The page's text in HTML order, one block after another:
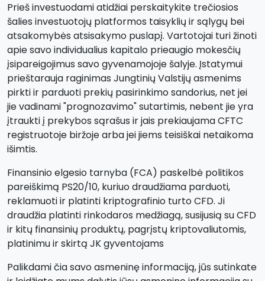
Prieš investuodami atidžiai perskaitykite trečiosios
šalies investuotojų platformos taisyklių ir sąlygų bei
atsakomybės atsisakymo puslapį. Vartotojai turi žinoti
apie savo individualius kapitalo prieaugio mokesčių
įsipareigojimus savo gyvenamojoje šalyje. Įstatymui
prieštarauja raginimas Jungtinių Valstijų asmenims
pirkti ir parduoti prekių pasirinkimo sandorius, net jei
jie vadinami "prognozavimo" sutartimis, nebent jie yra
įtraukti į prekybos sąrašus ir jais prekiaujama CFTC
registruotoje biržoje arba jei jiems teisiškai netaikoma
išimtis.
Finansinio elgesio tarnyba (FCA) paskelbė politikos
pareiškimą PS20/10, kuriuo draudžiama parduoti,
reklamuoti ir platinti kriptografinio turto CFD. Ji
draudžia platinti rinkodaros medžiagą, susijusią su CFD
ir kitų finansinių produktų, pagrįstų kriptovaliutomis,
platinimu ir skirtą JK gyventojams
Palikdami čia savo asmeninę informaciją, jūs sutinkate